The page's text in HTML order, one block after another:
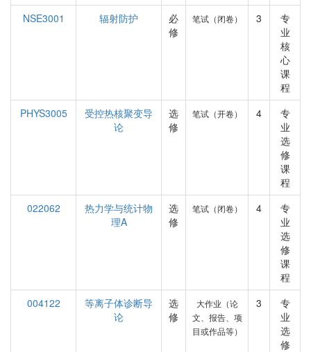
NSE3001
辐射防护
必
修
笔试（闭卷） 3
专
业
核
心
课
程
PHYS3005
受控热核聚变导
论
选
修
笔试（开卷） 4
专
业
选
修
课
程
022062
热力学与统计物
理A
选
修
笔试（闭卷） 4
专
业
选
修
课
程
004122
等离子体诊断导
论
选
修
大作业（论
文、报告、项
目或作品等）
3
专
业
选
修